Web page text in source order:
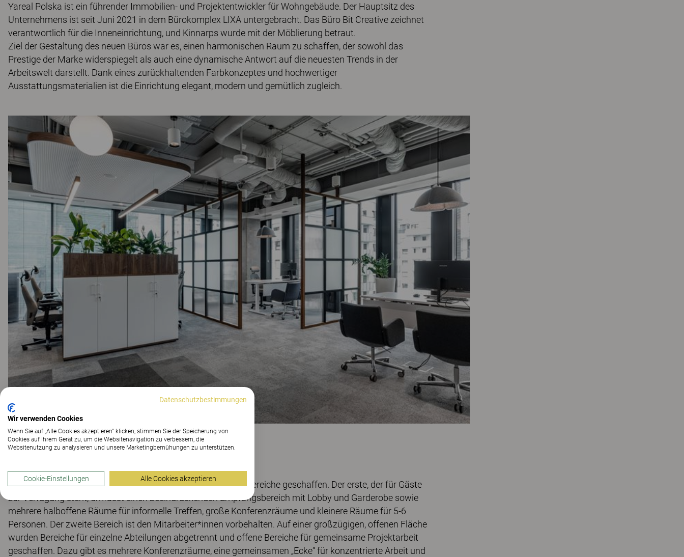
Yareal Polska ist ein führender Immobilien- und Projektentwickler für Wohngebäude. Der Hauptsitz des
Unternehmens ist seit Juni 2021 in dem Bürokomplex LIXA untergebracht. Das Büro Bit Creative zeichnet
verantwortlich für die Inneneinrichtung, und Kinnarps wurde mit der Möblierung betraut.
Ziel der Gestaltung des neuen Büros war es, einen harmonischen Raum zu schaffen, der sowohl das
Prestige der Marke widerspiegelt als auch eine dynamische Antwort auf die neuesten Trends in der
Arbeitswelt darstellt. Dank eines zurückhaltenden Farbkonzeptes und hochwertiger
Ausstattungsmaterialien ist die Einrichtung elegant, modern und gemütlich zugleich.
Zwei Zonen
Auf knapp tausend Quadratmetern Bürofläche wurden zwei Bereiche geschaffen. Der erste, der für Gäste
zur Verfügung steht, umfasst einen beeindruckenden Empfangsbereich mit Lobby und Garderobe sowie
mehrere halboffene Räume für informelle Treffen, große Konferenzräume und kleinere Räume für 5-6
Personen. Der zweite Bereich ist den Mitarbeiter*innen vorbehalten. Auf einer großzügigen, offenen Fläche
wurden Bereiche für einzelne Abteilungen abgetrennt und offene Bereiche für gemeinsame Projektarbeit
geschaffen. Dazu gibt es mehrere Konferenzräume, eine gemeinsamen „Ecke“ für konzentrierte Arbeit und
Datenschutzbestimmungen
Wir verwenden Cookies
Wenn Sie auf „Alle Cookies akzeptieren“ klicken, stimmen Sie der Speicherung von
Cookies auf Ihrem Gerät zu, um die Websitenavigation zu verbessern, die
Websitenutzung zu analysieren und unsere Marketingbemühungen zu unterstützen.
Cookie-Einstellungen Alle Cookies akzeptieren